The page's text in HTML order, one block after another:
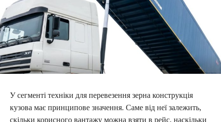
У сегменті техніки для перевезення зерна конструкція
кузова має принципове значення. Саме від неї залежить,
скільки корисного вантажу можна взяти в рейс, наскільки